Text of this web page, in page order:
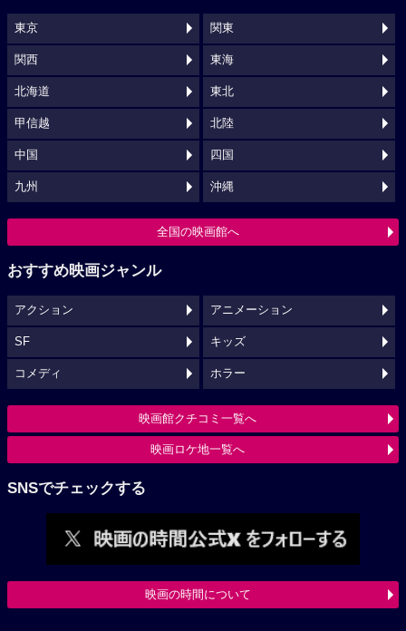
東京 関東
関西 東海
北海道 東北
甲信越 北陸
中国 四国
九州 沖縄
全国の映画館へ
おすすめ映画ジャンル
アクション アニメーション
SF キッズ
コメディ ホラー
映画館クチコミ一覧へ
映画ロケ地一覧へ
SNSでチェックする
映画の時間について